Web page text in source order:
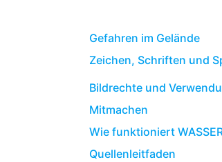
Gefahren im Gelände
Zeichen, Schriften und
Bildrechte und
Mitmachen
Wie funktioniert
Quellenleitfaden